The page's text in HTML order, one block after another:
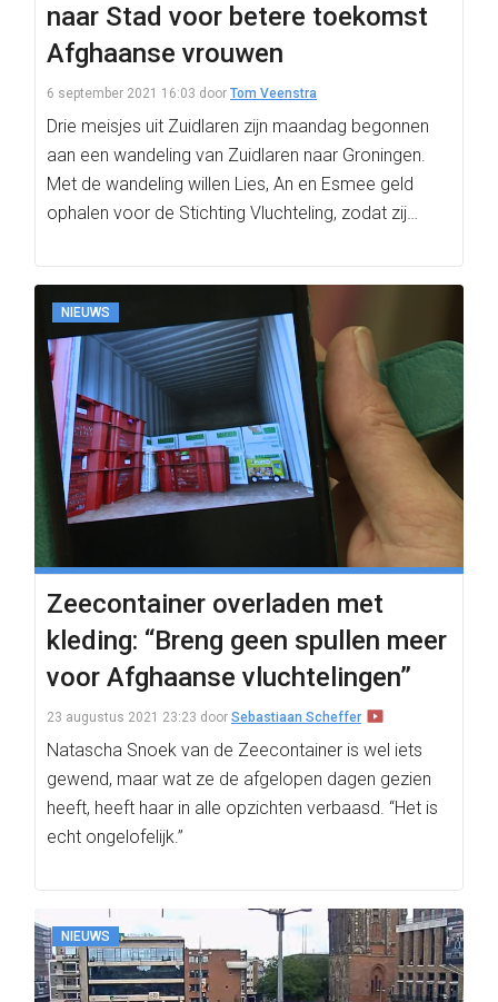
naar Stad voor betere toekomst
Afghaanse vrouwen
6 september 2021 16:03 door Tom Veenstra
Drie meisjes uit Zuidlaren zijn maandag begonnen
aan een wandeling van Zuidlaren naar Groningen.
Met de wandeling willen Lies, An en Esmee geld
ophalen voor de Stichting Vluchteling, zodat zij…
NIEUWS
Zeecontainer overladen met
kleding: “Breng geen spullen meer
voor Afghaanse vluchtelingen”
23 augustus 2021 23:23 door Sebastiaan Scheffer
Natascha Snoek van de Zeecontainer is wel iets
gewend, maar wat ze de afgelopen dagen gezien
heeft, heeft haar in alle opzichten verbaasd. “Het is
echt ongelofelijk.”
NIEUWS